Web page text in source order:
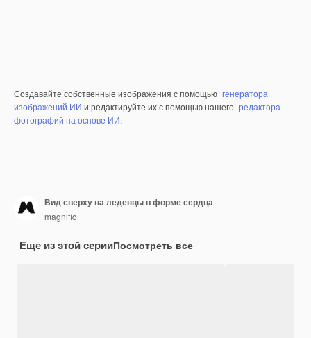
Создавайте собственные изображения с помощью генератора
изображений ИИ и редактируйте их с помощью нашего редактора
фотографий на основе ИИ.
Вид сверху на леденцы в форме сердца
magnific
Еще из этой серииПосмотреть все